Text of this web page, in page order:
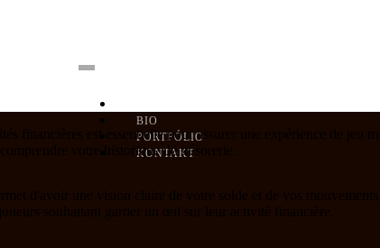
BIO
PORTFÓLIO
KONTAKT
financières est essentielle pour assurer une expérience de jeu
votre historique de trésorerie.
d'avoir une vision claire de votre solde et de vos
souhaitant garder un œil sur leur activité financière.